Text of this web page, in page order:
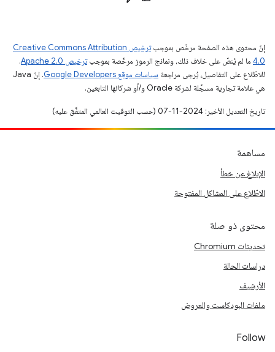
إنّ محتوى هذه الصفحة مرخّص بموجب
ترخيص Creative Commons Attribution
4.0‏ ما لم يُنصّ على خلاف ذلك، ونماذج الرموز مرخّصة بموجبترخيص Apache 2.0‏
.
للاطّلاع على التفاصيل، يُرجى مراجعة سياسات موقع Google Developers‏
. إنّ Java
هي علامة تجارية مسجَّلة لشركة Oracle و/أو شركائها التابعين.
تاريخ التعديل الأخير: 2024-11-07 (حسب التوقيت العالمي المتفَّق عليه)
مساهمة
الإبلاغ عن خطأ
الاطّلاع على المشاكل المفتوحة
محتوى ذو صلة
تحديثات Chromium
دراسات الحالة
الأرشيف
ملفات البودكاست والعروض
Follow